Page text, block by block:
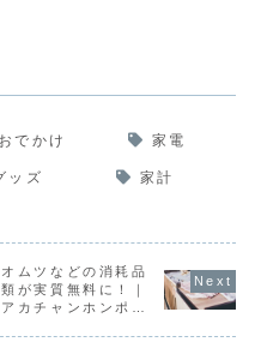
たときの状況まず
は、私自身が妊
娠、退職したとき
の...
でかけ 家電
ッズ 家計
オムツなどの消耗品
類が実質無料に！｜
アカチャンホンポと